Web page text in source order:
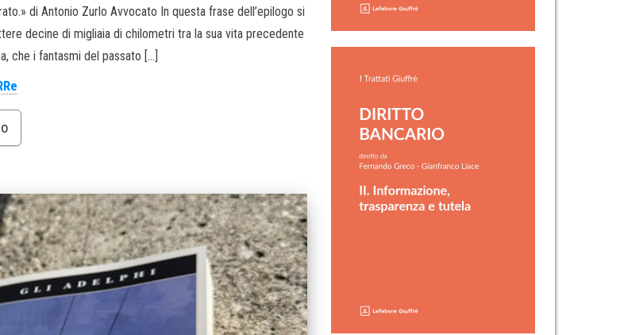
di Antonio Zurlo Avvocato In questa frase dell’epilogo si
decine di migliaia di chilometri tra la sua vita precedente
che i fantasmi del passato […]